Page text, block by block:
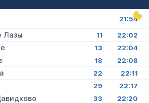
21:54
Лазы 11 22:02
13 22:04
18 22:08
22 22:11
29 22:17
33 22:20